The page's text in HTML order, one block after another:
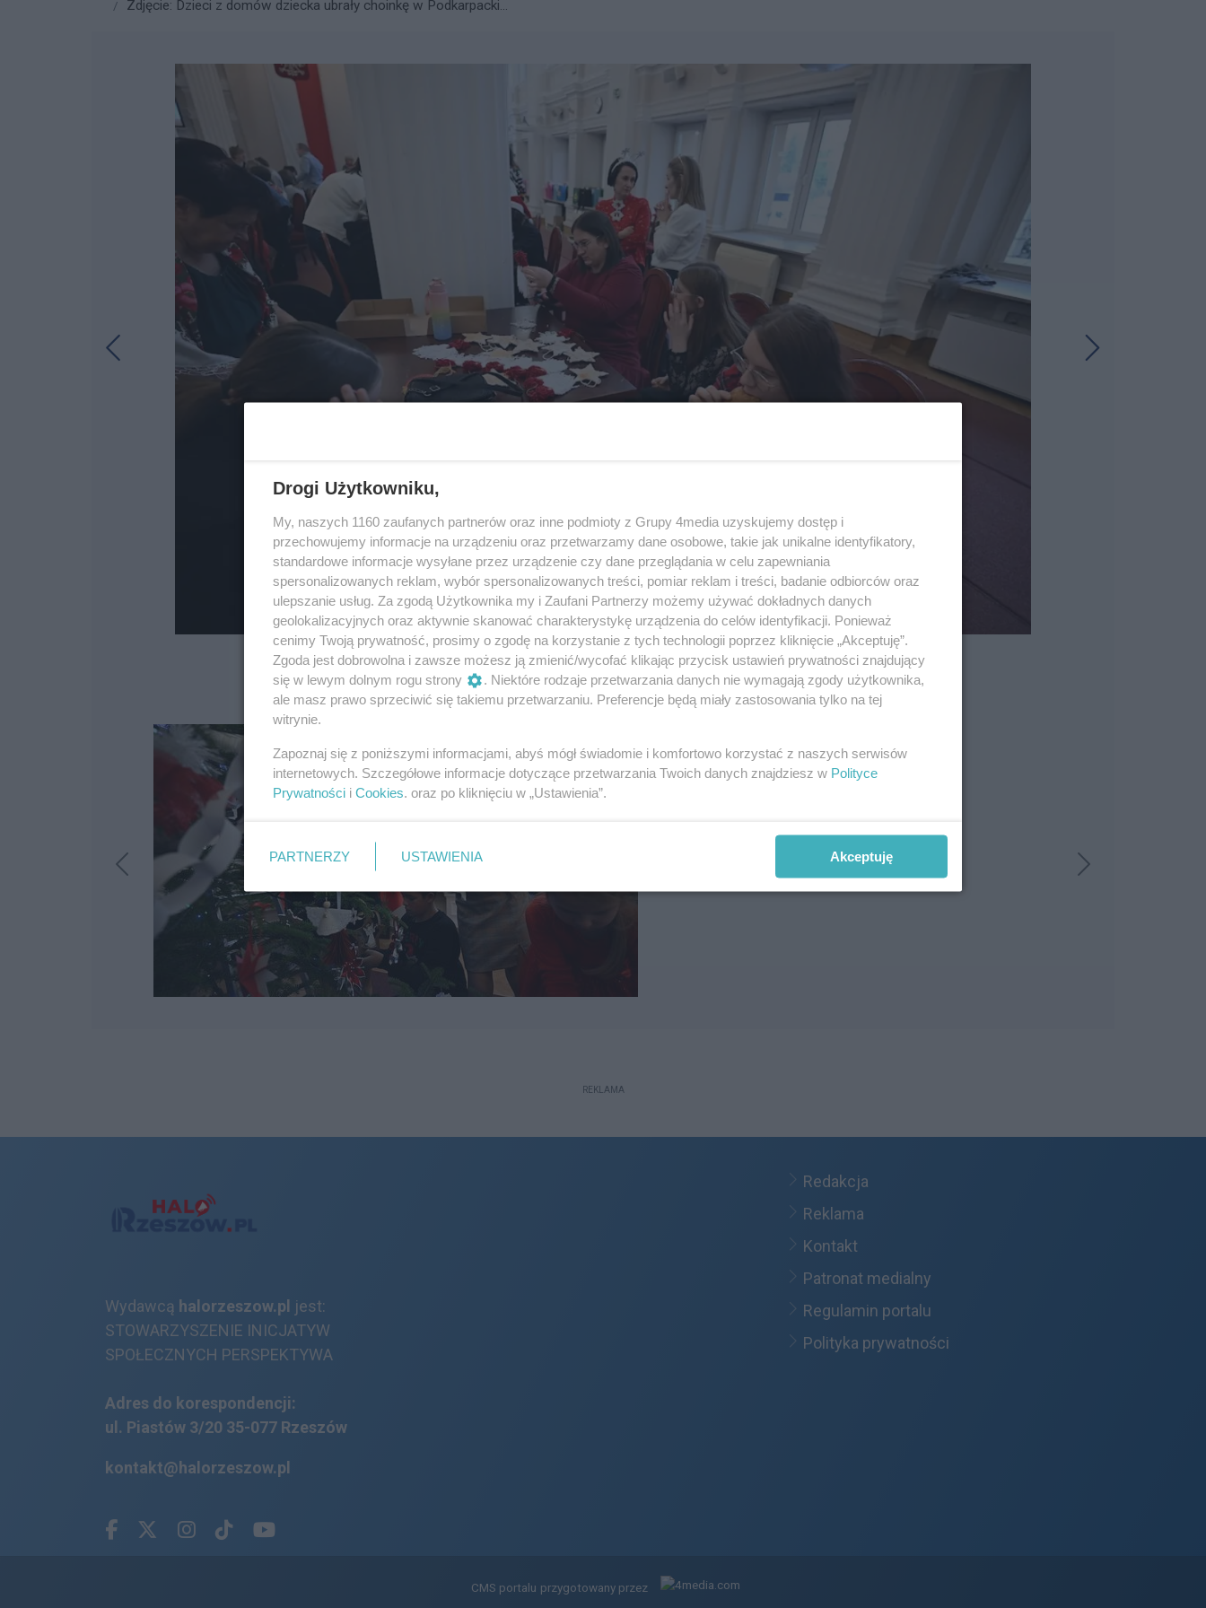
Zdjęcie: Dzieci z domów dziecka ubrały choinkę w Podkarpacki...
32 / 59
REKLAMA
Wydawcą halorzeszow.pl jest:
STOWARZYSZENIE INICJATYW
SPOŁECZNYCH PERSPEKTYWA
Adres do korespondencji:
ul. Piastów 3/20 35-077 Rzeszów
kontakt@halorzeszow.pl
Redakcja
Reklama
Kontakt
Patronat medialny
Regulamin portalu
Polityka prywatności
Facebook.com
X.comInstagram.com
Tiktok.com
Youtube.com
CMS portalu przygotowany przez
Drogi Użytkowniku,
My, naszych 1160 zaufanych partnerów oraz inne podmioty z Grupy 4media uzyskujemy dostęp i
przechowujemy informacje na urządzeniu oraz przetwarzamy dane osobowe, takie jak unikalne identyfikatory,
standardowe informacje wysyłane przez urządzenie czy dane przeglądania w celu zapewniania
spersonalizowanych reklam, wybór spersonalizowanych treści, pomiar reklam i treści, badanie odbiorców oraz
ulepszanie usług. Za zgodą Użytkownika my i Zaufani Partnerzy możemy używać dokładnych danych
geolokalizacyjnych oraz aktywnie skanować charakterystykę urządzenia do celów identyfikacji. Ponieważ
cenimy Twoją prywatność, prosimy o zgodę na korzystanie z tych technologii poprzez kliknięcie „Akceptuję”.
Zgoda jest dobrowolna i zawsze możesz ją zmienić/wycofać klikając przycisk ustawień prywatności znajdujący
się w lewym dolnym rogu strony
. Niektóre rodzaje przetwarzania danych nie wymagają zgody użytkownika,
ale masz prawo sprzeciwić się takiemu przetwarzaniu. Preferencje będą miały zastosowania tylko na tej
witrynie.
Zapoznaj się z poniższymi informacjami, abyś mógł świadomie i komfortowo korzystać z naszych serwisów
internetowych. Szczegółowe informacje dotyczące przetwarzania Twoich danych znajdziesz w Polityce
Prywatności i Cookies. oraz po kliknięciu w „Ustawienia”.
PARTNERZY USTAWIENIA Akceptuję